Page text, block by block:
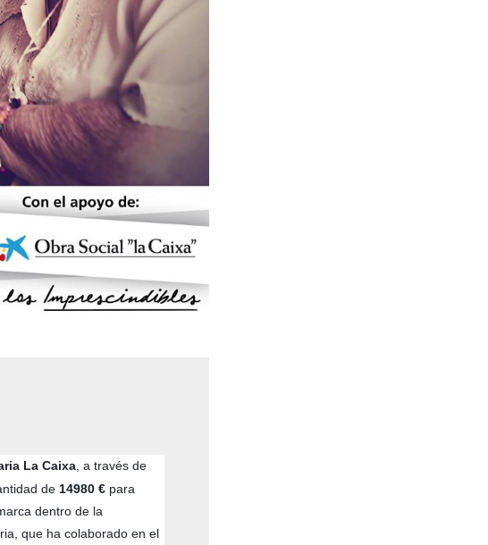
La Caixa , a través de
de 14980 € para
dentro de la
que ha colaborado en el